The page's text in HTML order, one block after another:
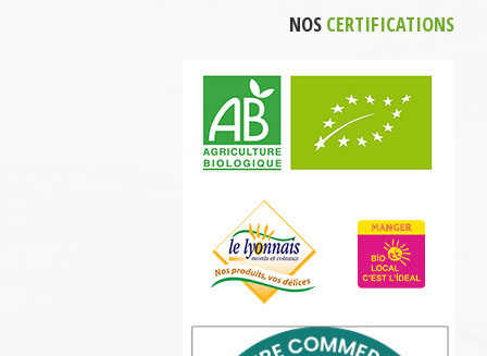
NOS CERTIFICATIONS